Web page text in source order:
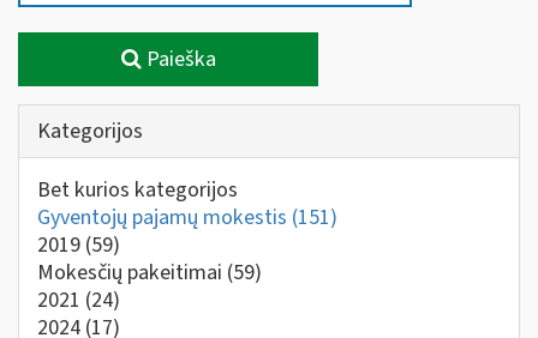
Paieška
Kategorijos
Bet kurios kategorijos
Gyventojų pajamų mokestis (151)
2019 (59)
Mokesčių pakeitimai (59)
2021 (24)
2024 (17)